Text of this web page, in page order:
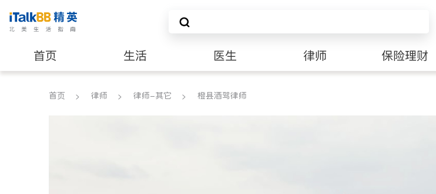
首页 生活 医生 律师 保险理财
养老 非盈利组织
首页 律师 律师-其它 橙县酒驾律师